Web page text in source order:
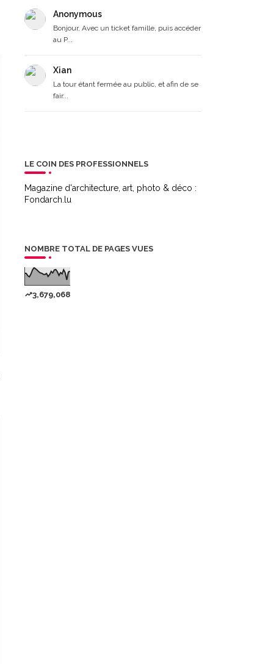
Anonymous
Bonjour, Avec un ticket famille, puis accéder
au P...
Xian
La tour étant fermée au public, et afin de se
fair...
LE COIN DES PROFESSIONNELS
Magazine d'architecture, art, photo & déco :
Fondarch.lu
NOMBRE TOTAL DE PAGES VUES
3,679,068